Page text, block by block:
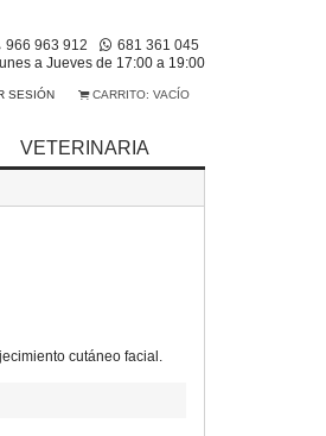
966 963 912
681 361 045
a Jueves de 17:00 a 19:00
CARRITO: VACÍO
SESIÓN
VETERINARIA
cutáneo facial.